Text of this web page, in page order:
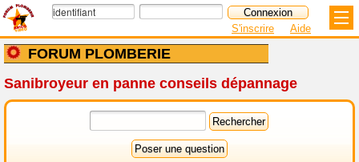
FORUM PLOMBERIE
S'inscrire Aide
Sanibroyeur en panne conseils dépannage